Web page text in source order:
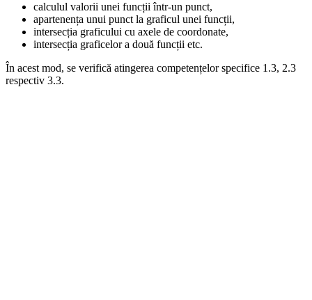
calculul valorii unei funcții într-un punct,
apartenența unui punct la graficul unei funcții,
intersecția graficului cu axele de coordonate,
intersecția graficelor a două funcții etc.
În acest mod, se verifică atingerea competențelor specifice 1.3, 2.3
respectiv 3.3.